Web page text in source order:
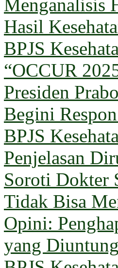
Menganalisis
Hasil
BPJS
“OCCUR
Presiden
Begini
BPJS
Penjelasan
Soroti Dokter
Tidak Bisa
Opini:
yang